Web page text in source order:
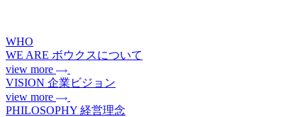
WHO
WE ARE ボウクスについて
view more
VISION 企業ビジョン
view more
PHILOSOPHY 経営理念